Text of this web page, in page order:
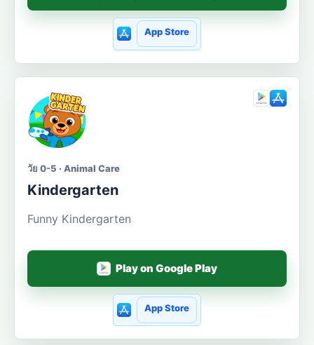
App Store
วัย 0-5 · Animal Care
Kindergarten
Funny Kindergarten
Play on Google Play
App Store